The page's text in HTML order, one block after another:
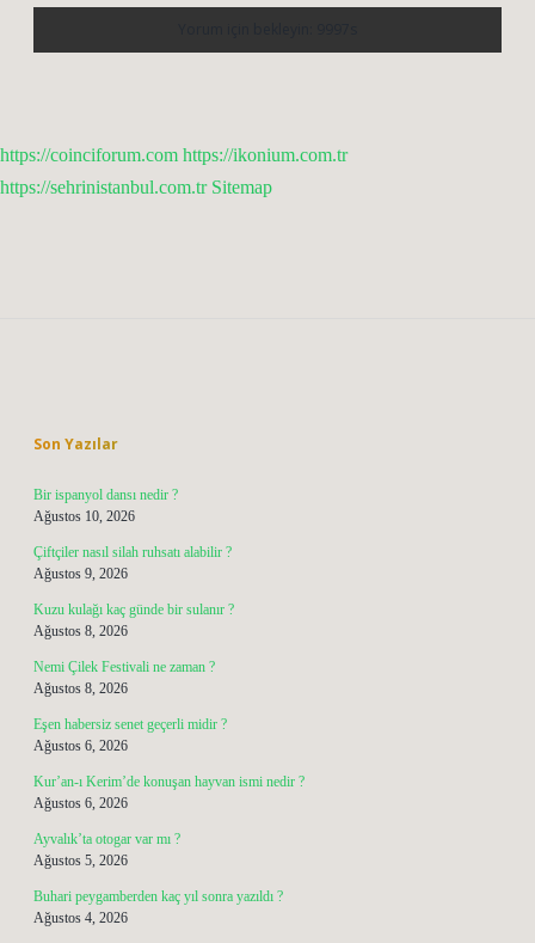
https://coinciforum.com https://ikonium.com.tr
https://sehrinistanbul.com.tr Sitemap
Son Yazılar
Bir ispanyol dansı nedir ?
Ağustos 10, 2026
Çiftçiler nasıl silah ruhsatı alabilir ?
Ağustos 9, 2026
Kuzu kulağı kaç günde bir sulanır ?
Ağustos 8, 2026
Nemi Çilek Festivali ne zaman ?
Ağustos 8, 2026
Eşen habersiz senet geçerli midir ?
Ağustos 6, 2026
Kur’an-ı Kerim’de konuşan hayvan ismi nedir ?
Ağustos 6, 2026
Ayvalık’ta otogar var mı ?
Ağustos 5, 2026
Buhari peygamberden kaç yıl sonra yazıldı ?
Ağustos 4, 2026